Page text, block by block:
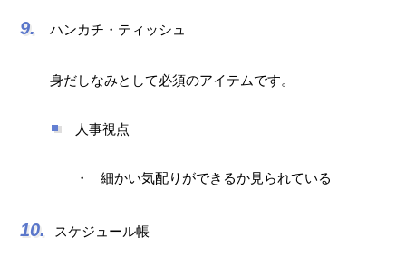
ハンカチ・ティッシュ
身だしなみとして必須のアイテムです。
人事視点
細かい気配りができるか見られている
スケジュール帳